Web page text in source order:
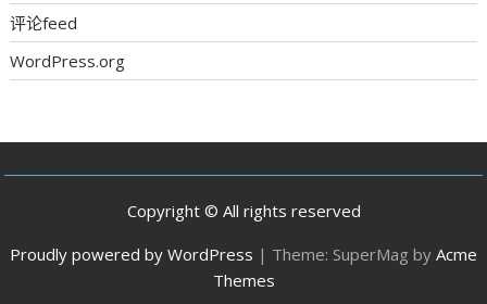
评论feed
WordPress.org
Copyright © All rights reserved
Proudly powered by WordPress | Theme: SuperMag by Acme
Themes